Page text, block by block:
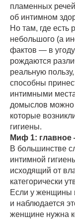
пламенных речей
об интимном
Но там, где есть
небольшого (а
фактов — в
рождаются
реальную
способны
интимными
домыслов
которые
гигиены.
Миф 1: главное
В большинстве
интимной
исходящий от
категорически
Если у женщины
и наблюдается
женщине нужна